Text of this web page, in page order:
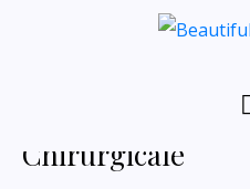
Chirurgicale